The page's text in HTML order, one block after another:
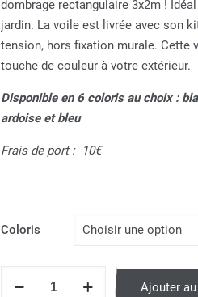
dombrage rectangulaire 3x2m !
jardin. La voile est livrée avec son
tension, hors fixation murale. Cette
touche de couleur à votre extérieur.
Disponible en 6 coloris au choix :
ardoise et bleu
Frais de port : 10€
Coloris
Ajouter